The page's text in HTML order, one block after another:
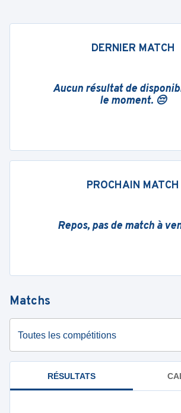
DERNIER MATCH
Aucun résultat de
le moment. 😔
PROCHAIN MATCH
Repos, pas de match à
Matchs
Toutes les compétitions
RÉSULTATS